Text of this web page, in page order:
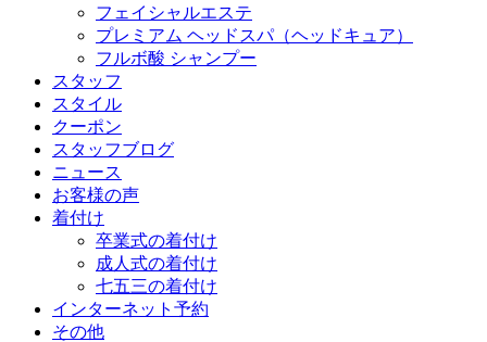
フェイシャルエステ
プレミアム ヘッドスパ（ヘッドキュア）
フルボ酸 シャンプー
スタッフ
スタイル
クーポン
スタッフブログ
ニュース
お客様の声
着付け
卒業式の着付け
成人式の着付け
七五三の着付け
インターネット予約
その他